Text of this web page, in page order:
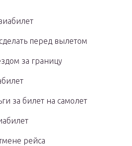
перед вылетом
за границу
за билет на самолет
рейса